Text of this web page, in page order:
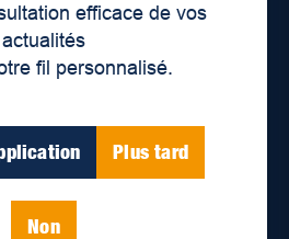
efficace de vos
actualités
fil personnalisé.
Plus tard
Non